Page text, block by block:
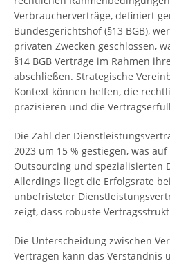
Verbraucherverträge, definiert
Bundesgerichtshof (§13 BGB),
privaten Zwecken geschlossen,
§14 BGB Verträge im Rahmen
abschließen. Strategische
Kontext können helfen, die
präzisieren und die
Die Zahl der
2023 um 15 % gestiegen, was
Outsourcing und spezialisierten
Allerdings liegt die Erfolgsrate
unbefristeter
zeigt, dass robuste
Die Unterscheidung zwischen
Verträgen kann das Verständnis